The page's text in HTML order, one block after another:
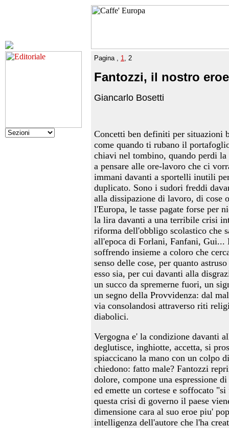
Pagina , 1, 2
Fantozzi, il nostro eroe
Giancarlo Bosetti
Concetti ben definiti per situazioni
come quando ti rubano il
chiavi nel tombino, quando perdi la
a pensare alle ore-lavoro che ci
immani davanti a sportelli inutili
duplicato. Sono i sudori freddi
alla dissipazione di lavoro, di cose
l'Europa, le tasse pagate forse per
la lira davanti a una terribile crisi
riforma dell'obbligo scolastico che
all'epoca di Forlani, Fanfani, Gui...
soffrendo insieme a coloro che
senso delle cose, per quanto
esso sia, per cui davanti alla
un succo da spremerne fuori, un
un segno della Provvidenza: dal
via consolandosi attraverso riti
diabolici.
Vergogna e' la condizione davanti
deglutisce, inghiotte, accetta, si
spiaccicano la mano con un colpo
chiedono: fatto male? Fantozzi
dolore, compone una espressione
ed emette un cortese e soffocato
questa crisi di governo il paese
dimensione cara al suo eroe piu'
intelligenza dell'autore che l'ha